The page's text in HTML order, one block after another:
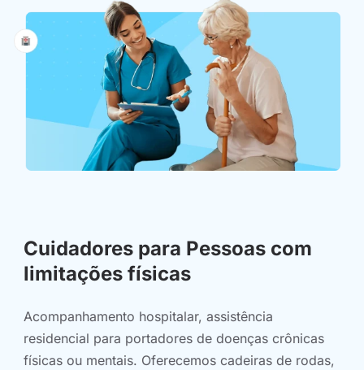
Cuidadores para Pessoas com
limitações físicas
Acompanhamento hospitalar, assistência
residencial para portadores de doenças crônicas
físicas ou mentais. Oferecemos cadeiras de rodas,